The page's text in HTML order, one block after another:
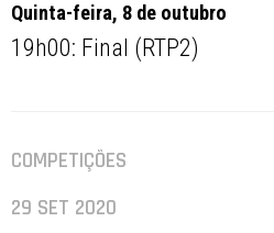
Quinta-feira, 8 de outubro
19h00: Final (RTP2)
COMPETIÇÕES
29 SET 2020